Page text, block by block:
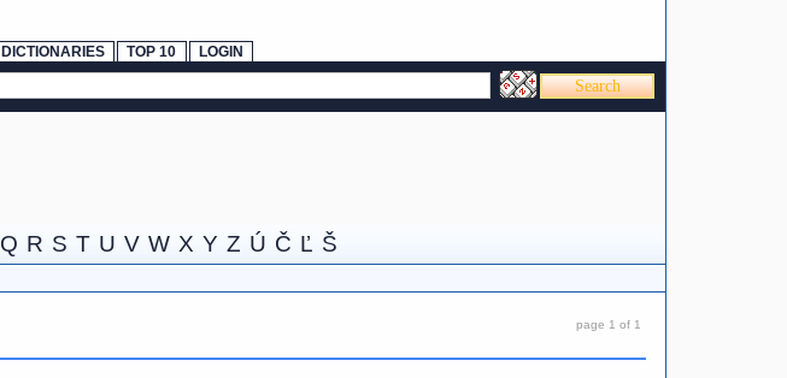
DICTIONARIES TOP 10 LOGIN
Q R S T U V W X Y Z Ú Č Ľ Š
page 1 of 1